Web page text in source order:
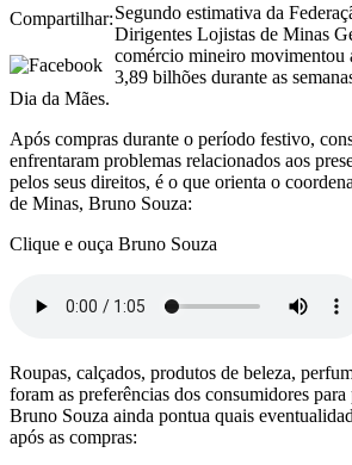
Compartilhar:Segundo estimativa da
Dirigentes Lojistas de Minas
comércio mineiro movimentou
3,89 bilhões durante as
Dia da Mães.
Após compras durante o período festivo,
enfrentaram problemas relacionados aos
pelos seus direitos, é o que orienta o
de Minas, Bruno Souza:
Clique e ouça Bruno Souza
Roupas, calçados, produtos de beleza,
foram as preferências dos consumidores para
Bruno Souza ainda pontua quais
após as compras: